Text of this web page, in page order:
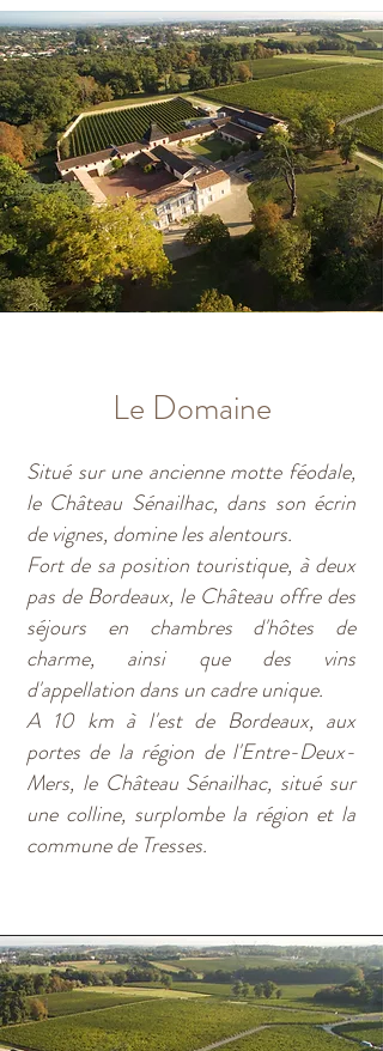
Le Domaine
Situé sur une ancienne motte féodale,
le Château Sénailhac, dans son écrin
de vignes, domine les alentours.
Fort de sa position touristique, à deux
pas de Bordeaux, le Château offre des
séjours en chambres d'hôtes de
charme, ainsi que des vins
d'appellation dans un cadre unique.
A 10 km à l'est de Bordeaux, aux
portes de la région de l'Entre-Deux-
Mers, le Château Sénailhac, situé sur
une colline, surplombe la région et la
commune de Tresses.